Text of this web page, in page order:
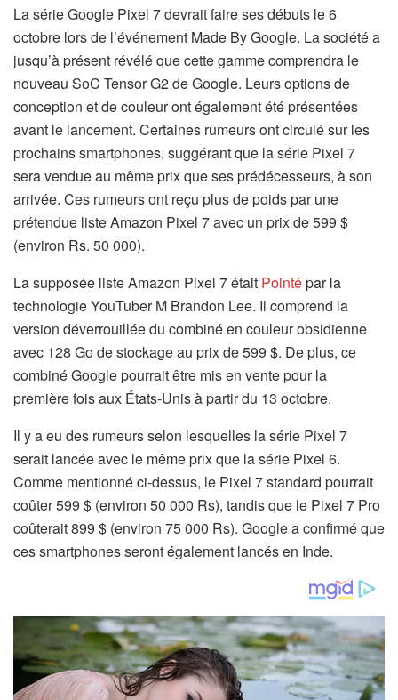
La série Google Pixel 7 devrait faire ses débuts le 6
octobre lors de l’événement Made By Google. La société a
jusqu’à présent révélé que cette gamme comprendra le
nouveau SoC Tensor G2 de Google. Leurs options de
conception et de couleur ont également été présentées
avant le lancement. Certaines rumeurs ont circulé sur les
prochains smartphones, suggérant que la série Pixel 7
sera vendue au même prix que ses prédécesseurs, à son
arrivée. Ces rumeurs ont reçu plus de poids par une
prétendue liste Amazon Pixel 7 avec un prix de 599 $
(environ Rs. 50 000).
La supposée liste Amazon Pixel 7 était Pointépar la
technologie YouTuber M Brandon Lee. Il comprend la
version déverrouillée du combiné en couleur obsidienne
avec 128 Go de stockage au prix de 599 $. De plus, ce
combiné Google pourrait être mis en vente pour la
première fois aux États-Unis à partir du 13 octobre.
Il y a eu des rumeurs selon lesquelles la série Pixel 7
serait lancée avec le même prix que la série Pixel 6.
Comme mentionné ci-dessus, le Pixel 7 standard pourrait
coûter 599 $ (environ 50 000 Rs), tandis que le Pixel 7 Pro
coûterait 899 $ (environ 75 000 Rs). Google a confirmé que
ces smartphones seront également lancés en Inde.